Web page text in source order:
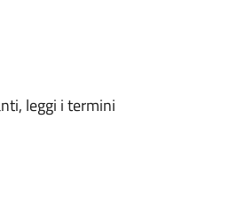
leggi i termini